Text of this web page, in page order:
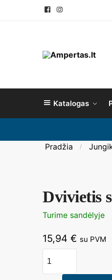
Katalogas
Pradžia /
Dvivietis
Turime sandėlyje
15,94€ su PVM